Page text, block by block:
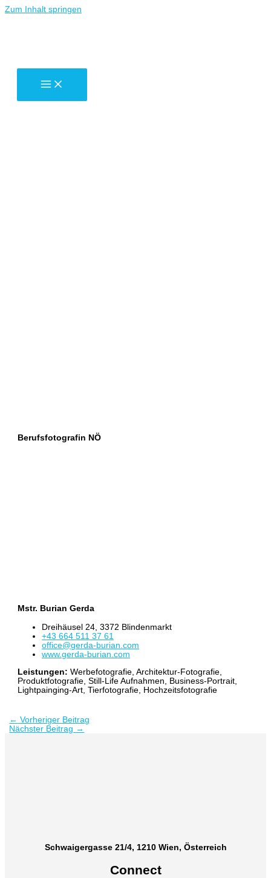
Zum Inhalt springen
Berufsfotografin NÖ
Mstr. Burian Gerda
Dreihäusel 24, 3372 Blindenmarkt
+43 664 511 37 61
office@gerda-burian.com
www.gerda-burian.com
Leistungen:Werbefotografie, Architektur-Fotografie,
Produktfotografie, Still-Life Aufnahmen, Business-Portrait,
Lightpainging-Art, Tierfotografie, Hochzeitsfotografie
← Vorheriger Beitrag
Nächster Beitrag →
Schwaigergasse 21/4, 1210 Wien, Österreich
Connect